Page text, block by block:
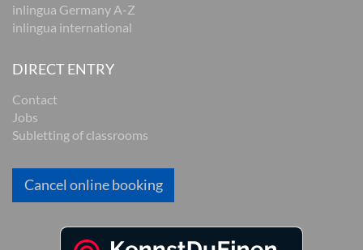
inlingua Germany A-Z
inlingua international
DIRECT ENTRY
Contact
Jobs
Subletting of classrooms
Cancel online booking